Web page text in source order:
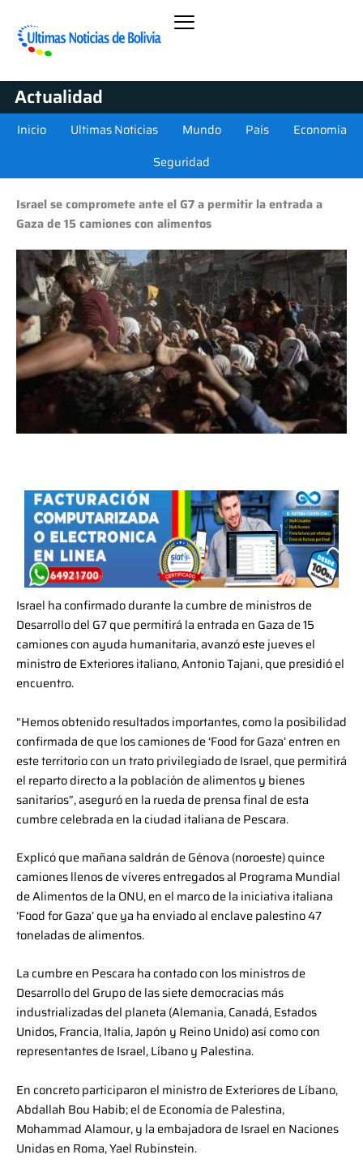
Actualidad
Inicio Ultimas Noticias Mundo País
Economía
Seguridad
Israel se compromete ante el G7 a permitir la entrada a
Gaza de 15 camiones con alimentos
Israel ha confirmado durante la cumbre de ministros de
Desarrollo del G7 que permitirá la entrada en Gaza de 15
camiones con ayuda humanitaria, avanzó este jueves el
ministro de Exteriores italiano, Antonio Tajani, que presidió el
encuentro.
“Hemos obtenido resultados importantes, como la posibilidad
confirmada de que los camiones de ‘Food for Gaza’ entren en
este territorio con un trato privilegiado de Israel, que permitirá
el reparto directo a la población de alimentos y bienes
sanitarios”, aseguró en la rueda de prensa final de esta
cumbre celebrada en la ciudad italiana de Pescara.
Explicó que mañana saldrán de Génova (noroeste) quince
camiones llenos de víveres entregados al Programa Mundial
de Alimentos de la ONU, en el marco de la iniciativa italiana
‘Food for Gaza’ que ya ha enviado al enclave palestino 47
toneladas de alimentos.
La cumbre en Pescara ha contado con los ministros de
Desarrollo del Grupo de las siete democracias más
industrializadas del planeta (Alemania, Canadá, Estados
Unidos, Francia, Italia, Japón y Reino Unido) así como con
representantes de Israel, Líbano y Palestina.
En concreto participaron el ministro de Exteriores de Líbano,
Abdallah Bou Habib; el de Economía de Palestina,
Mohammad Alamour, y la embajadora de Israel en Naciones
Unidas en Roma, Yael Rubinstein.